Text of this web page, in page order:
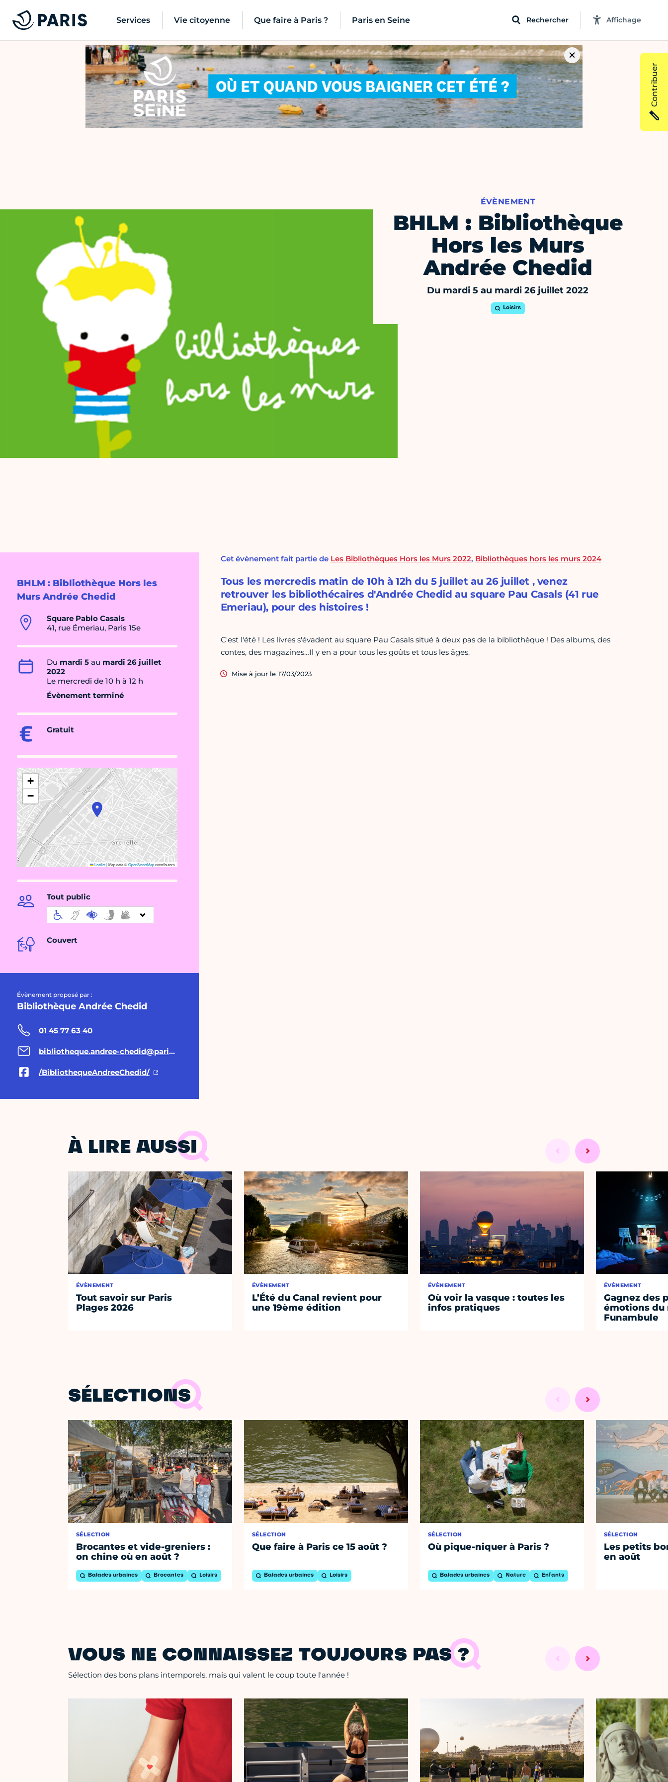
Services Vie citoyenne Que faire à Paris ? Paris en Seine Rechercher Affichage
ÉVÈNEMENT
BHLM : Bibliothèque
Hors les Murs
Andrée Chedid
Du mardi 5 au mardi 26 juillet 2022
Loisirs
BHLM : Bibliothèque Hors les
Murs Andrée Chedid
Square Pablo Casals
41, rue Émeriau, Paris 15e
Du mardi 5 au mardi 26 juillet
2022
Le mercredi de 10 h à 12 h
Évènement terminé
Gratuit
+
−
Leaflet|Map data ©OpenStreetMapcontributors
Tout public
Couvert
Évènement proposé par :
Bibliothèque Andrée Chedid
01 45 77 63 40
bibliotheque.andree-chedid@paris.fr
/BibliothequeAndreeChedid/
Cet évènement fait partie de Les Bibliothèques Hors les Murs 2022, Bibliothèques hors les murs 2024
Tous les mercredis matin de 10h à 12h du 5 juillet au 26 juillet , venez
retrouver les bibliothécaires d'Andrée Chedid au square Pau Casals (41 rue
Emeriau), pour des histoires !
C'est l'été ! Les livres s'évadent au square Pau Casals situé à deux pas de la bibliothèque ! Des albums, des
contes, des magazines…Il y en a pour tous les goûts et tous les âges.
Mise à jour le 17/03/2023
À LIRE AUSSI
ÉVÈNEMENT
Tout savoir sur Paris
Plages 2026
ÉVÈNEMENT
L’Été du Canal revient pour
une 19ème édition
ÉVÈNEMENT
Où voir la vasque : toutes les
infos pratiques
ÉVÈNEMENT
Gagnez des
émotions du
Funambule
SÉLECTIONS
SÉLECTION
Brocantes et vide-greniers :
on chine où en août ?
Balades urbaines Brocantes Loisirs
SÉLECTION
Que faire à Paris ce 15 août ?
Balades urbaines Loisirs
SÉLECTION
Où pique-niquer à Paris ?
Balades urbaines Nature Enfants
SÉLECTION
Les petits
en août
VOUS NE CONNAISSEZ TOUJOURS PAS ?
Sélection des bons plans intemporels, mais qui valent le coup toute l'année !
Contribuer